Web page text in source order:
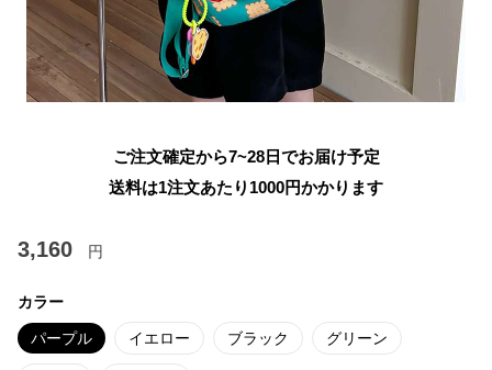
ご注文確定から7~28日でお届け予定
送料は1注文あたり 1000円かかります
3,160 円
カラー
パープル イエロー ブラック グリーン